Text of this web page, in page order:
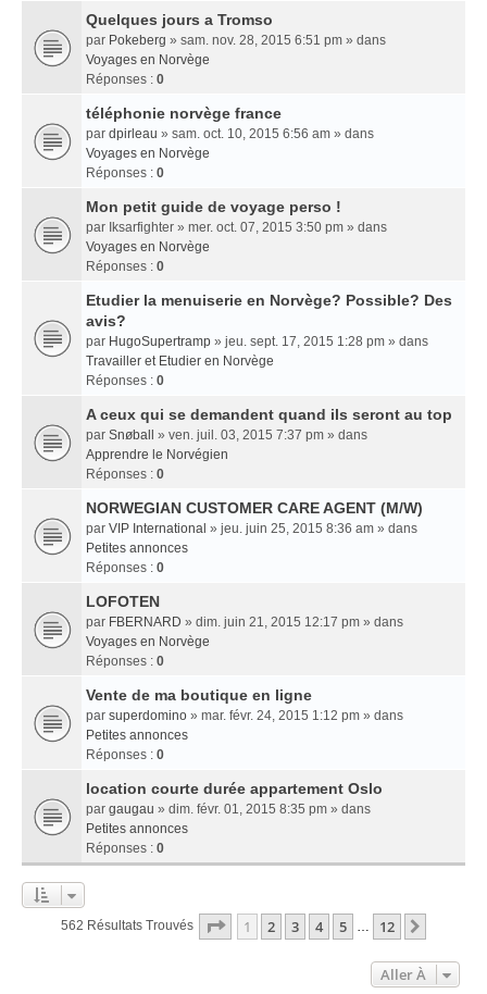
Quelques jours a Tromso
par Pokeberg » sam. nov. 28, 2015 6:51 pm » dans
Voyages en Norvège
Réponses : 0
téléphonie norvège france
par dpirleau » sam. oct. 10, 2015 6:56 am » dans
Voyages en Norvège
Réponses : 0
Mon petit guide de voyage perso !
par Iksarfighter » mer. oct. 07, 2015 3:50 pm » dans
Voyages en Norvège
Réponses : 0
Etudier la menuiserie en Norvège? Possible? Des
avis?
par HugoSupertramp » jeu. sept. 17, 2015 1:28 pm » dans
Travailler et Etudier en Norvège
Réponses : 0
A ceux qui se demandent quand ils seront au top
par Snøball
» ven. juil. 03, 2015 7:37 pm » dans
Apprendre le Norvégien
Réponses : 0
NORWEGIAN CUSTOMER CARE AGENT (M/W)
par VIP International » jeu. juin 25, 2015 8:36 am » dans
Petites annonces
Réponses : 0
LOFOTEN
par FBERNARD » dim. juin 21, 2015 12:17 pm » dans
Voyages en Norvège
Réponses : 0
Vente de ma boutique en ligne
par superdomino » mar. févr. 24, 2015 1:12 pm » dans
Petites annonces
Réponses : 0
location courte durée appartement Oslo
par gaugau » dim. févr. 01, 2015 8:35 pm » dans
Petites annonces
Réponses : 0
562 Résultats Trouvés Page 1Sur
1 2 3 4 5 … 12
Aller À